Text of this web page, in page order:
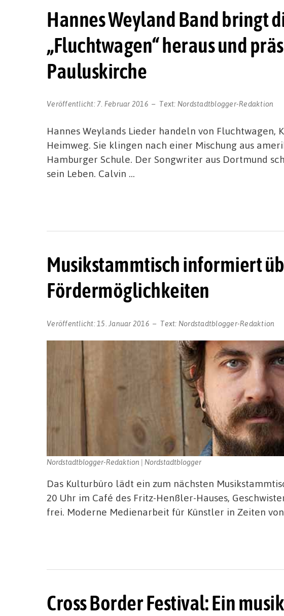
Hannes Weyland Band bringt
„Fluchtwagen“ heraus und
Pauluskirche
Veröffentlicht: 7. Februar 2016 Text: Nordstadtblogger-Redaktion
Hannes Weylands Lieder handeln von Fluchtwagen,
Heimweg. Sie klingen nach einer Mischung aus
Hamburger Schule. Der Songwriter aus Dortmund
sein Leben. Calvin …
Musikstammtisch informiert
Fördermöglichkeiten
Veröffentlicht: 15. Januar 2016 Text: Nordstadtblogger-Redaktion
Nordstadtblogger-Redaktion | Nordstadtblogger
Das Kulturbüro lädt ein zum nächsten
20 Uhr im Café des Fritz-Henßler-Hauses,
frei. Moderne Medienarbeit für Künstler in Zeiten
Cross Border Festival: Ein